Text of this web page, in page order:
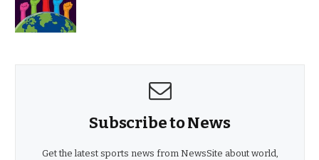
Subscribe to News
Get the latest sports news from NewsSite about world,